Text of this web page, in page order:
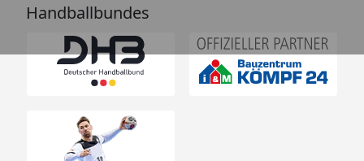
Handballbundes